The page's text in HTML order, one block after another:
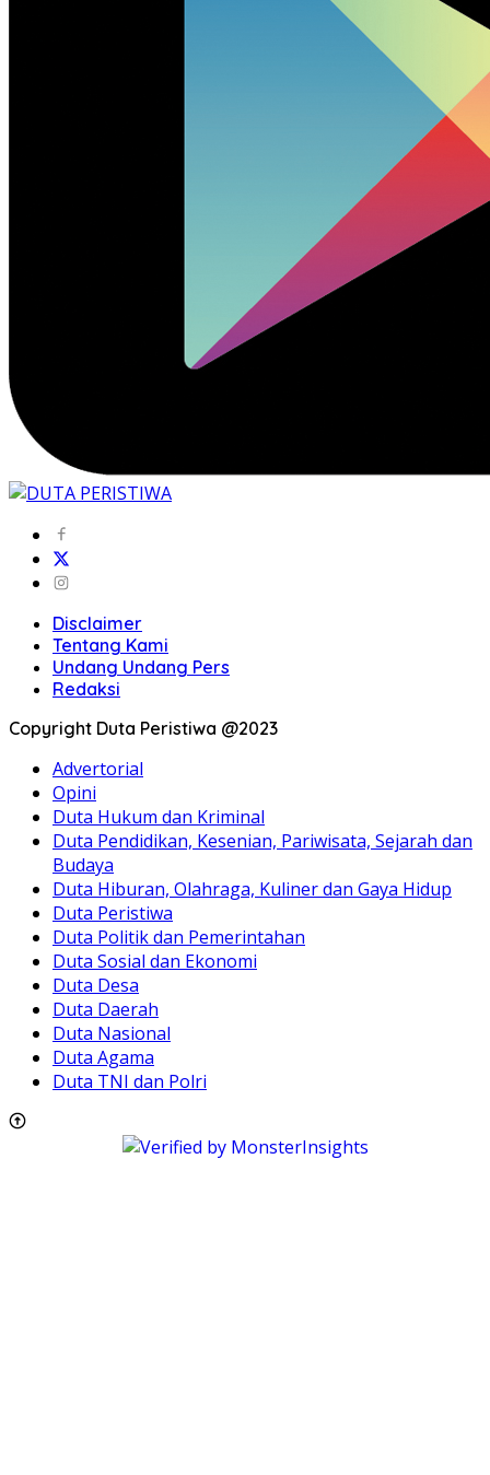
Disclaimer
Tentang Kami
Undang Undang Pers
Redaksi
Copyright Duta Peristiwa @2023
Advertorial
Opini
Duta Hukum dan Kriminal
Duta Pendidikan, Kesenian, Pariwisata, Sejarah dan
Budaya
Duta Hiburan, Olahraga, Kuliner dan Gaya Hidup
Duta Peristiwa
Duta Politik dan Pemerintahan
Duta Sosial dan Ekonomi
Duta Desa
Duta Daerah
Duta Nasional
Duta Agama
Duta TNI dan Polri